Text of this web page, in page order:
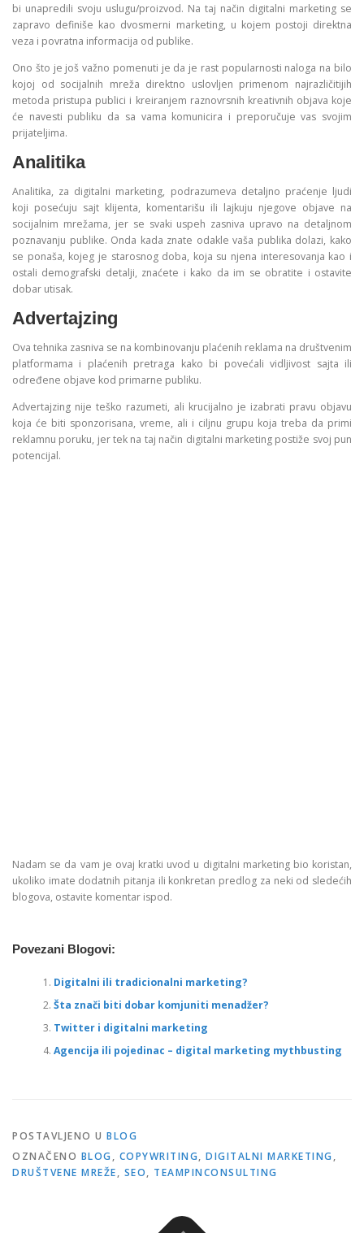
bi unapredili svoju uslugu/proizvod. Na taj način digitalni marketing se
zapravo definiše kao dvosmerni marketing, u kojem postoji direktna
veza i povratna informacija od publike.
Ono što je još važno pomenuti je da je rast popularnosti naloga na bilo
kojoj od socijalnih mreža direktno uslovljen primenom najrazličitijih
metoda pristupa publici i kreiranjem raznovrsnih kreativnih objava koje
će navesti publiku da sa vama komunicira i preporučuje vas svojim
prijateljima.
Analitika
Analitika, za digitalni marketing, podrazumeva detaljno praćenje ljudi
koji posećuju sajt klijenta, komentarišu ili lajkuju njegove objave na
socijalnim mrežama, jer se svaki uspeh zasniva upravo na detaljnom
poznavanju publike. Onda kada znate odakle vaša publika dolazi, kako
se ponaša, kojeg je starosnog doba, koja su njena interesovanja kao i
ostali demografski detalji, znaćete i kako da im se obratite i ostavite
dobar utisak.
Advertajzing
Ova tehnika zasniva se na kombinovanju plaćenih reklama na društvenim
platformama i plaćenih pretraga kako bi povećali vidljivost sajta ili
određene objave kod primarne publiku.
Advertajzing nije teško razumeti, ali krucijalno je izabrati pravu objavu
koja će biti sponzorisana, vreme, ali i ciljnu grupu koja treba da primi
reklamnu poruku, jer tek na taj način digitalni marketing postiže svoj pun
potencijal.
Nadam se da vam je ovaj kratki uvod u digitalni marketing bio koristan,
ukoliko imate dodatnih pitanja ili konkretan predlog za neki od sledećih
blogova, ostavite komentar ispod.
Povezani Blogovi:
Digitalni ili tradicionalni marketing?
Šta znači biti dobar komjuniti menadžer?
Twitter i digitalni marketing
Agencija ili pojedinac – digital marketing mythbusting
POSTAVLJENO U BLOG
OZNAČENO BLOG, COPYWRITING, DIGITALNI MARKETING,
DRUŠTVENE MREŽE, SEO, TEAMPINCONSULTING